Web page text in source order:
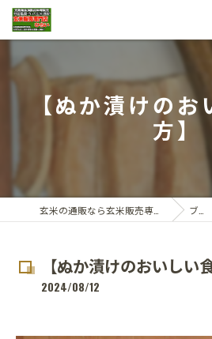
【ぬか漬けの
方】
ブログ
【ぬか漬けのおいしい
2024/08/12